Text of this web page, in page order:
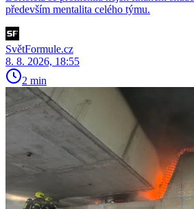
především mentalita celého týmu.
SvětFormule.cz
8. 8. 2026, 18:55
2 min